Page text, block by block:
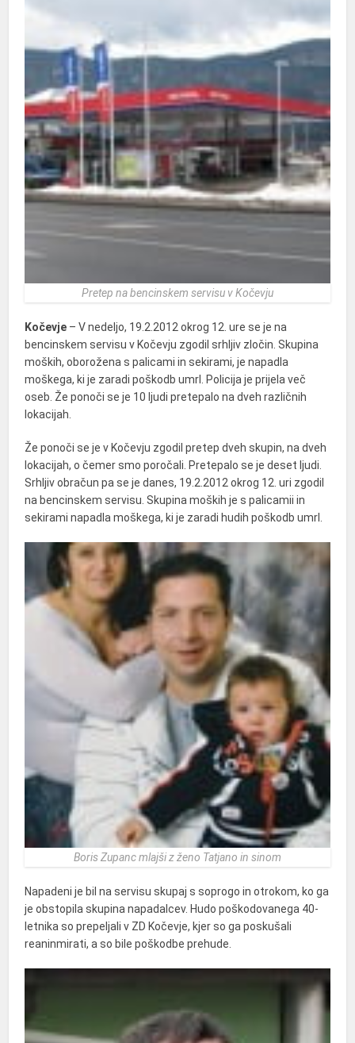
Pretep na bencinskem servisu v Kočevju
Kočevje – V nedeljo, 19.2.2012 okrog 12. ure se je na
bencinskem servisu v Kočevju zgodil srhljiv zločin. Skupina
moških, oborožena s palicami in sekirami, je napadla
moškega, ki je zaradi poškodb umrl. Policija je prijela več
oseb. Že ponoči se je 10 ljudi pretepalo na dveh različnih
lokacijah.
Že ponoči se je v Kočevju zgodil pretep dveh skupin, na dveh
lokacijah, o čemer smo poročali. Pretepalo se je deset ljudi.
Srhljiv obračun pa se je danes, 19.2.2012 okrog 12. uri zgodil
na bencinskem servisu. Skupina moških je s palicamii in
sekirami napadla moškega, ki je zaradi hudih poškodb umrl.
Boris Zupanc mlajši z ženo Tatjano in sinom
Napadeni je bil na servisu skupaj s soprogo in otrokom, ko ga
je obstopila skupina napadalcev. Hudo poškodovanega 40-
letnika so prepeljali v ZD Kočevje, kjer so ga poskušali
reaninmirati, a so bile poškodbe prehude.